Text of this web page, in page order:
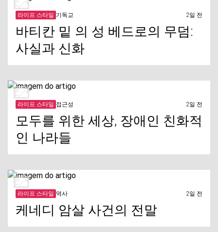
라이프 스타일 기독교 2일 전
바티칸 밑 의 성 베드로의 무덤:
사실과 신화
라이프 스타일 접근성 2일 전
모두를 위한 세상, 장애인 친화적
인 나라들
라이프 스타일 역사 2일 전
케네디 암살 사건의 전말